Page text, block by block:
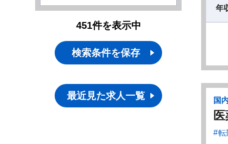
年
国
転
451件を表示中
検索条件を保存
最近見た求人一覧